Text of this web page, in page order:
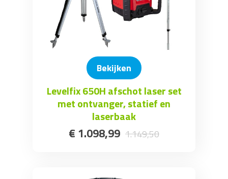
Bekijken
Levelfix 650H afschot laser set
met ontvanger, statief en
laserbaak
€ 1.098,99 1.149,50